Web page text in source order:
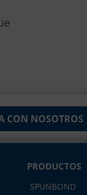
CON NOSOTROS
PRODUCTOS
SPUNBOND